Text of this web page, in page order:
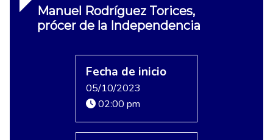
Manuel Rodríguez Torices,
prócer de la Independencia
Fecha de inicio
05/10/2023
02:00 pm